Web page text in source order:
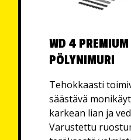
WD 4
PÖLYNIMURI
Tehokkaasti
säästävä
karkean lian ja
Varustettu